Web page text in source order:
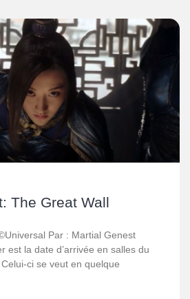
The Great Wall
Par : Martial Genest
est la date d’arrivée en salles du
ci se veut en quelque